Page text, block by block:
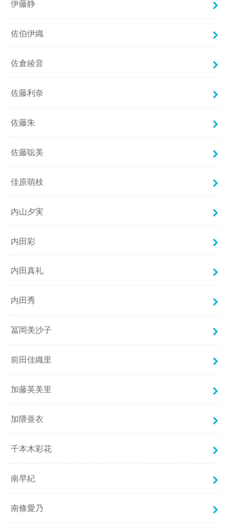
伊藤静
佐伯伊織
佐倉綾音
佐藤利奈
佐藤朱
佐藤聡美
佳原萌枝
内山夕実
内田彩
内田真礼
内田秀
冨岡美沙子
前田佳織里
加藤英美里
加隈亜衣
千本木彩花
南早紀
南條愛乃